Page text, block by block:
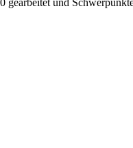
und